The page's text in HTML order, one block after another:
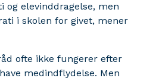
og elevinddragelse, men
i skolen for givet, mener
ofte ikke fungerer efter
medindflydelse. Men